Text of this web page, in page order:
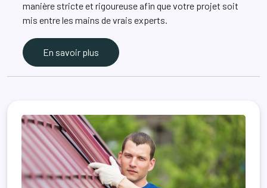
manière stricte et rigoureuse afin que votre projet soit
mis entre les mains de vrais experts.
En savoir plus